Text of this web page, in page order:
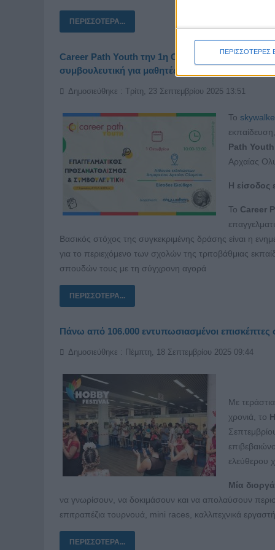
ΠΕΡΙΣΣΟΤΕΡΕΣ
ΠΕΡΙΣΣΌΤΕΡΑ...
Career Path Youth την 1η Οκτωβρίου στον Δήμο
συμβουλευτική για μαθητές γυμνασίου και λυκείου
Δημοσιεύθηκε : Τρίτη, 23 Σεπτεμβρίου 2025 13:51
Το
Path Youth
Αρχαίας
Η είσοδος
Το Career
Βασικός στόχος της συγκεκριμένης δράσης είναι η
για το περιεχόμενο των σχολών της τριτοβάθμιας
σπουδών τους με τη σύγχρονη αγορά
ΠΕΡΙΣΣΌΤΕΡΑ...
Πάνω από 106.000 εντυπωσιασμένοι
Δημοσιεύθηκε : Πέμπτη, 18 Σεπτεμβρίου 2025 09:44
Με
χρονιά, το
ελεύθερου
Μία
να γνωρίσουν, να δοκιμάσουν και να απολαύσουν
επιτραπέζια τουρνουά, mini races, καλλιτεχνικά
ΠΕΡΙΣΣΌΤΕΡΑ...